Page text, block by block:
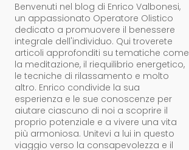
Benvenuti nel blog di Enrico Valbonesi,
un appassionato Operatore Olistico
dedicato a promuovere il benessere
integrale dell'individuo. Qui troverete
articoli approfonditi su tematiche come
la meditazione, il riequilibrio energetico,
le tecniche di rilassamento e molto
altro. Enrico condivide la sua
esperienza e le sue conoscenze per
aiutare ciascuno di noi a scoprire il
proprio potenziale e a vivere una vita
più armoniosa. Unitevi a lui in questo
viaggio verso la consapevolezza e il